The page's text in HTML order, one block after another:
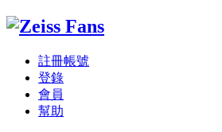
註冊帳號
登錄
會員
幫助